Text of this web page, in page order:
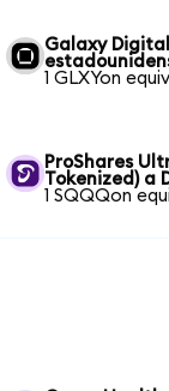
Galaxy
1 GLXYon
ProShares
Tokenized) a
1 SQQQon